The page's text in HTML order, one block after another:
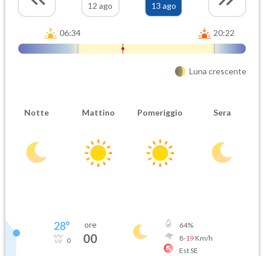
12 ago
13 ago
06:34 20:22
Luna crescente
Notte Mattino Pomeriggio Sera
28°
0
ore
00
64%
8-19Km/h
Est SE